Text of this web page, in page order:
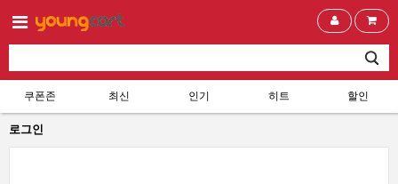
쿠폰존 최신 인기 히트 할인
로그인